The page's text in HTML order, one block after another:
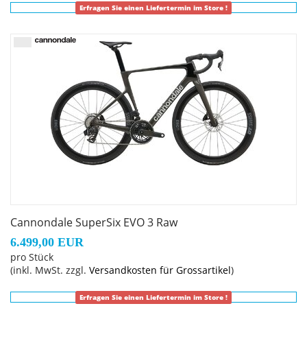
Erfragen Sie einen Liefertermin im Store !
Cannondale SuperSix EVO 3 Raw
6.499,00 EUR
pro Stück
(inkl. MwSt. zzgl. Versandkosten für Grossartikel)
Erfragen Sie einen Liefertermin im Store !